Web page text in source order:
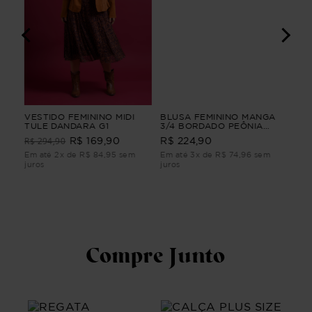
VESTIDO FEMININO MIDI
TULE DANDARA G1
R$ 294,90 R$ 169,90
Em até 2x de R$ 84,95 sem
juros
BLUSA FEMININO MANGA
3/4 BORDADO PEÔNIA
BLUSA FEMININO MANGA
3/4 BORDADO Verde G1
R$ 224,90
Em até 3x de R$ 74,96 sem
juros
Compre Junto